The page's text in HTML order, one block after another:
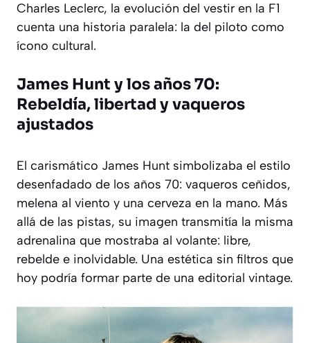
Charles Leclerc, la evolución del vestir en la F1
cuenta una historia paralela: la del piloto como
ícono cultural.
James Hunt y los años 70:
Rebeldía, libertad y vaqueros
ajustados
El carismático James Hunt simbolizaba el estilo
desenfadado de los años 70: vaqueros ceñidos,
melena al viento y una cerveza en la mano. Más
allá de las pistas, su imagen transmitía la misma
adrenalina que mostraba al volante: libre,
rebelde e inolvidable. Una estética sin filtros que
hoy podría formar parte de una editorial vintage.